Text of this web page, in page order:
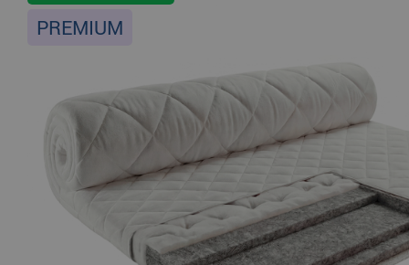
PREMIUM